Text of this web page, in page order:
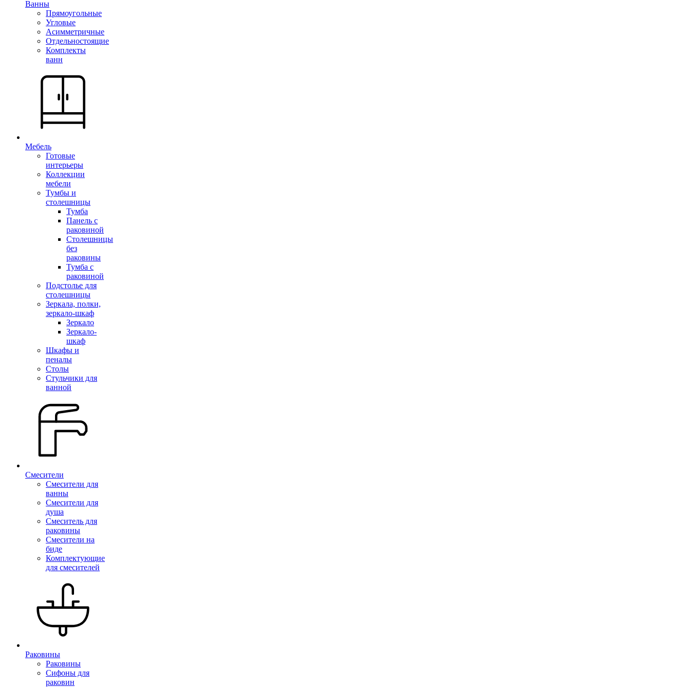
Ванны
Прямоугольные
Угловые
Асимметричные
Отдельностоящие
Комплекты
ванн
Мебель
Готовые
интерьеры
Коллекции
мебели
Тумбы и
столешницы
Тумба
Панель с
раковиной
Столешницы
без
раковины
Тумба с
раковиной
Подстолье для
столешницы
Зеркала, полки,
зеркало-шкаф
Зеркало
Зеркало-
шкаф
Шкафы и
пеналы
Столы
Стульчики для
ванной
Смесители
Смесители для
ванны
Смесители для
душа
Смеситель для
раковины
Смесители на
биде
Комплектующие
для смесителей
Раковины
Раковины
Сифоны для
раковин